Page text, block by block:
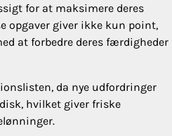
for at maksimere deres
opgaver giver ikke kun point,
at forbedre deres færdigheder
da nye udfordringer
hvilket giver friske